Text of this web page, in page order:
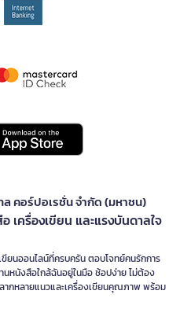
ล คอร์ปอเรชั่น จำกัด (มหาชน)
เครื่องเขียน และแรงบันดาลใจ
ยนออนไลน์ที่ครบครัน ตอบโจทย์คนรักการ
นหนังสือใกล้ฉันอยู่ในมือ ช้อปง่าย ไม่ต้อง
ากหลายแนวและเครื่องเขียนคุณภาพ พร้อม